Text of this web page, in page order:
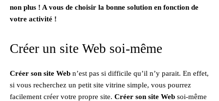
non plus ! A vous de choisir la bonne solution en fonction de
votre activité !
Créer un site Web soi-même
Créer son site Web n’est pas si difficile qu’il n’y parait. En effet,
si vous recherchez un petit site vitrine simple, vous pourrez
facilement créer votre propre site. Créer son site Web soi-même